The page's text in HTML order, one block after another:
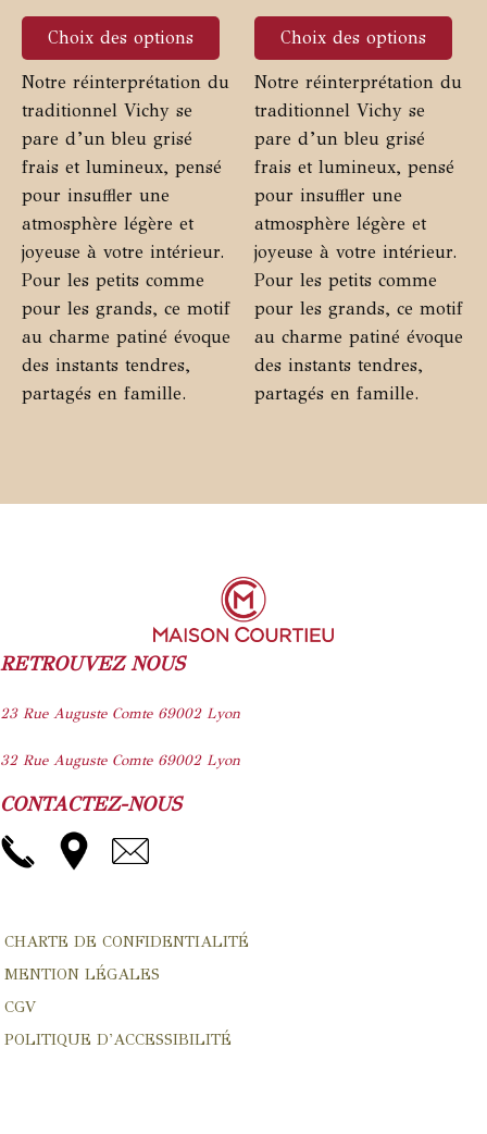
sur
99,00 €
à
170,00 €
Choix des options
Ce
a
plusieurs
variations.
Les
options
peuvent
être
choisies
sur
la
page
Notre réinterprétation du
traditionnel Vichy se
pare d’un bleu grisé
frais et lumineux, pensé
pour insuffler une
atmosphère légère et
joyeuse à votre intérieur.
Pour les petits comme
pour les grands, ce motif
au charme patiné évoque
des instants tendres,
partagés en famille.
sur
Choix des options
Ce
a
Les
être
sur
la
Notre réinterprétation du
traditionnel Vichy se
pare d’un bleu grisé
frais et lumineux, pensé
pour insuffler une
atmosphère légère et
joyeuse à votre intérieur.
Pour les petits comme
pour les grands, ce motif
au charme patiné évoque
des instants tendres,
partagés en famille.
RETROUVEZ NOUS
23 Rue Auguste Comte 69002 Lyon
32 Rue Auguste Comte 69002 Lyon
CONTACTEZ-NOUS
CHARTE DE CONFIDENTIALITÉ
MENTION LÉGALES
CGV
POLITIQUE D'ACCESSIBILITÉ